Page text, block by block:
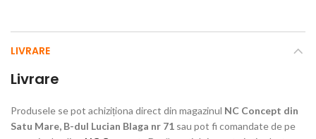
LIVRARE
Livrare
Produsele se pot achiziționa direct din magazinul NC Concept din
Satu Mare, B-dul Lucian Blaga nr 71 sau pot fi comandate de pe